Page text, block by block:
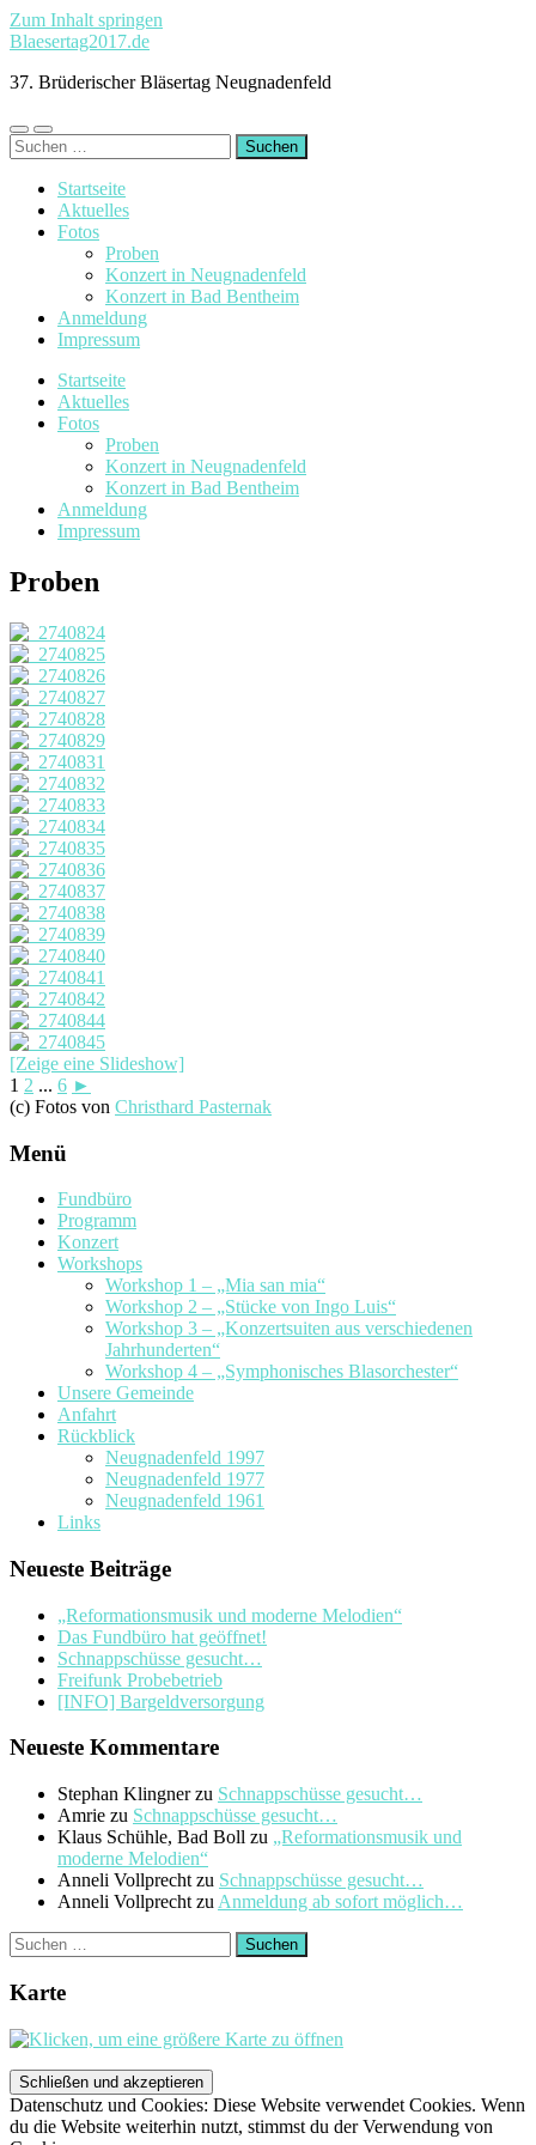
Zum Inhalt springen
Blaesertag2017.de
37. Brüderischer Bläsertag Neugnadenfeld
Mobile-
Menü
Suchfeld
ein-/ausblenden
Suchen
nach:
Startseite
Aktuelles
Fotos
Proben
Konzert in Neugnadenfeld
Konzert in Bad Bentheim
Anmeldung
Impressum
Startseite
Aktuelles
Fotos
Proben
Konzert in Neugnadenfeld
Konzert in Bad Bentheim
Anmeldung
Impressum
Proben
[Zeige eine Slideshow]
1 2 ... 6 ►
(c) Fotos von Christhard Pasternak
Menü
Fundbüro
Programm
Konzert
Workshops
Workshop 1 – „Mia san mia“
Workshop 2 – „Stücke von Ingo Luis“
Workshop 3 – „Konzertsuiten aus verschiedenen
Jahrhunderten“
Workshop 4 – „Symphonisches Blasorchester“
Unsere Gemeinde
Anfahrt
Rückblick
Neugnadenfeld 1997
Neugnadenfeld 1977
Neugnadenfeld 1961
Links
Neueste Beiträge
„Reformationsmusik und moderne Melodien“
Das Fundbüro hat geöffnet!
Schnappschüsse gesucht…
Freifunk Probebetrieb
[INFO] Bargeldversorgung
Neueste Kommentare
Stephan Klingnerzu Schnappschüsse gesucht…
Amrie zu Schnappschüsse gesucht…
Klaus Schühle, Bad Boll zu „Reformationsmusik und
moderne Melodien“
Anneli Vollprecht zu Schnappschüsse gesucht…
Anneli Vollprecht zu Anmeldung ab sofort möglich…
Suchen
nach:
Karte
Datenschutz und Cookies: Diese Website verwendet Cookies. Wenn
du die Website weiterhin nutzt, stimmst du der Verwendung von